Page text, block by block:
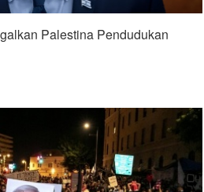
Palestina Pendudukan